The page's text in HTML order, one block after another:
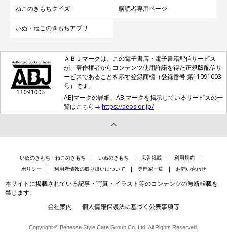
ねこのきもちクイズ 購読者専用ページ
いぬ・ねこのきもちアプリ
ＡＢＪマークは、この電子書店・電子書籍配信サービス
が、著作権者からコンテンツ使用許諾を得た正規版配信サ
ービスであることを示す登録商標（登録番号 第11091003
号）です。
ABJマークの詳細、ABJマークを掲示しているサービスの一
覧はこちら→ https://aebs.or.jp/
いぬのきもち・ねこのきもち いぬのきもち 広告掲載
利用規約
ポリシー
利用者情報の取り扱いについて 専門家一覧 お問い合わせ
本サイトに掲載されている記事・写真・イラスト等のコンテンツの無断転載を
禁じます。
会社案内 個人情報保護法に基づく公表事項等
Copyright © Benesse Style Care Group Co.,Ltd. All Rights Reserved.